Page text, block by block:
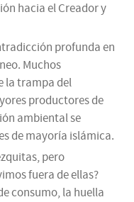
hacia el Creador y
profunda en
Muchos
la trampa del
productores de
ambiental se
de mayoría islámica.
pero
fuera de ellas?
consumo, la huella